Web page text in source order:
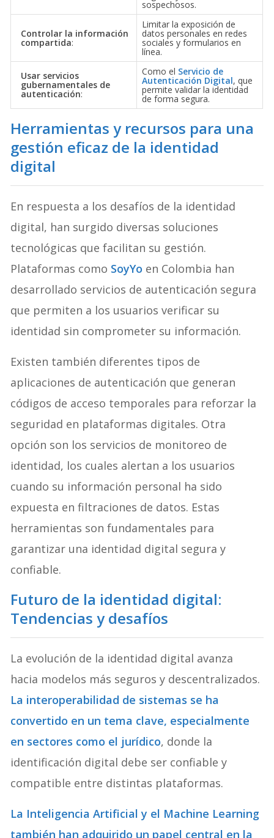
sospechosos.
Controlar la información
compartida:
Limitar la exposición de
datos personales en redes
sociales y formularios en
línea.
Usar servicios
gubernamentales de
autenticación:
Como el Servicio de
Autenticación Digital, que
permite validar la identidad
de forma segura.
Herramientas y recursos para una
gestión eficaz de la identidad
digital
En respuesta a los desafíos de la identidad
digital, han surgido diversas soluciones
tecnológicas que facilitan su gestión.
Plataformas como SoyYo en Colombia han
desarrollado servicios de autenticación segura
que permiten a los usuarios verificar su
identidad sin comprometer su información.
Existen también diferentes tipos de
aplicaciones de autenticación que generan
códigos de acceso temporales para reforzar la
seguridad en plataformas digitales. Otra
opción son los servicios de monitoreo de
identidad, los cuales alertan a los usuarios
cuando su información personal ha sido
expuesta en filtraciones de datos. Estas
herramientas son fundamentales para
garantizar una identidad digital segura y
confiable.
Futuro de la identidad digital:
Tendencias y desafíos
La evolución de la identidad digital avanza
hacia modelos más seguros y descentralizados.
La interoperabilidad de sistemas se ha
convertido en un tema clave, especialmente
en sectores como el jurídico, donde la
identificación digital debe ser confiable y
compatible entre distintas plataformas.
La Inteligencia Artificial y el Machine Learning
también han adquirido un papel central en la